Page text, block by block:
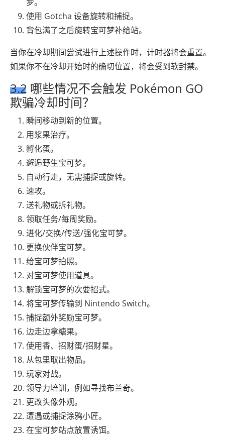
使用 Gotcha 设备旋转和捕捉。
背包满了之后旋转宝可梦补给站。
当你在冷却期间尝试进行上述操作时，计时器将会重置。
如果你不在冷却开始时的确切位置，将会受到软封禁。
3.2 哪些情况不会触发 Pokémon GO
欺骗冷却时间？
瞬间移动到新的位置。
用浆果治疗。
孵化蛋。
邂逅野生宝可梦。
自动行走，无需捕捉或旋转。
速攻。
送礼物或拆礼物。
领取任务/每周奖励。
进化/交换/传送/强化宝可梦。
更换伙伴宝可梦。
给宝可梦拍照。
对宝可梦使用道具。
解锁宝可梦的次要招式。
将宝可梦传输到 Nintendo Switch。
捕捉额外奖励宝可梦。
边走边拿糖果。
使用香、招财蛋/招财星。
从包里取出物品。
玩家对战。
领导力培训，例如寻找布兰奇。
更改头像外观。
遭遇或捕捉涂鸦小匠。
在宝可梦站点放置诱饵。